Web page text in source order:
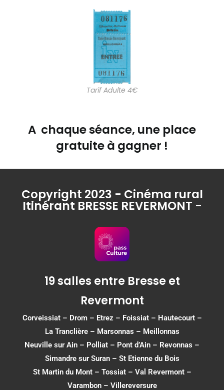
Tarif Adulte 4€
A chaque séance, une place
gratuite à gagner !
Copyright 2023 - Cinéma rural
Itinérant BRESSE REVERMONT -
19 salles entre Bresse et
Revermont
Corveissiat– Drom– Etrez – Foissiat– Hautecourt–
La Tranclière – Marsonnas – Meillonnas
Neuville sur Ain – Polliat – Pont d’Ain – Revonnas –
Simandre sur Suran– St Etienne du Bois
St Martin du Mont– Tossiat– Val Revermont–
Varambon– Villereversure